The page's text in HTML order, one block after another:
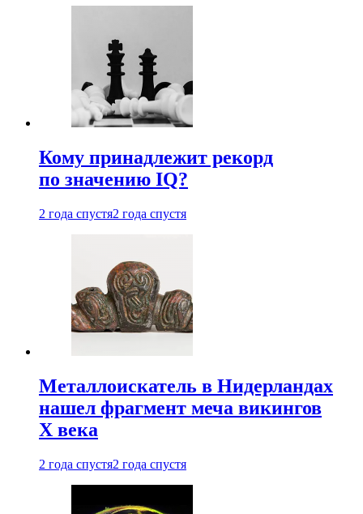
Кому принадлежит рекорд
по значению IQ?
2 года спустя2 года спустя
Металлоискатель в Нидерландах
нашел фрагмент меча викингов
X века
2 года спустя2 года спустя